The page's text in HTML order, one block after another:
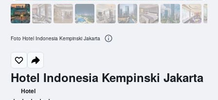
Hotel Indonesia Kempinski Jakarta
Hotel
Foto Hotel Indonesia Kempinski Jakarta